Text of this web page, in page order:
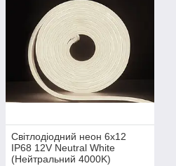
Світлодіодний неон 6x12
IP68 12V Neutral White
(Нейтральний 4000K)